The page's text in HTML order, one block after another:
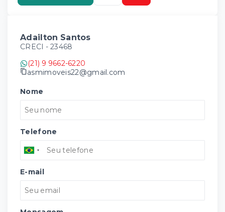
Adailton Santos
CRECI - 23468
(21) 9 9662-6220
asmimoveis22@gmail.com
Nome
Telefone
E-mail